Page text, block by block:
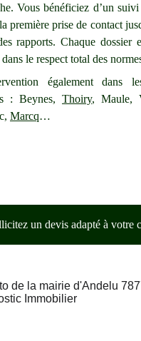
Vous bénéficiez d’un suivi
première prise de contact
rapports. Chaque dossier
le respect total des
également dans
: Beynes, Thoiry, Maule,
Marcq…
un devis adapté à votre